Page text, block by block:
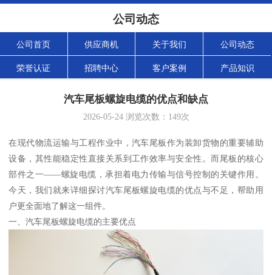
公司动态
公司首页 供应商机 关于我们 公司动态
荣誉认证 招聘中心 客户案例 产品知识
汽车尾板螺旋电缆的优点和缺点
2026-05-24浏览次数： 149次
在现代物流运输与工程作业中，汽车尾板作为装卸货物的重要辅助
设备，其性能稳定性直接关系到工作效率与安全性。而尾板的核心
部件之一——螺旋电缆，承担着电力传输与信号控制的关键作用。
今天，我们就来详细探讨汽车尾板螺旋电缆的优点与不足，帮助用
户更全面地了解这一组件。
一、汽车尾板螺旋电缆的主要优点